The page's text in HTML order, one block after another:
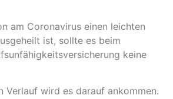
am Coronavirus einen leichten
ist, sollte es beim
keine
Verlauf wird es darauf ankommen.